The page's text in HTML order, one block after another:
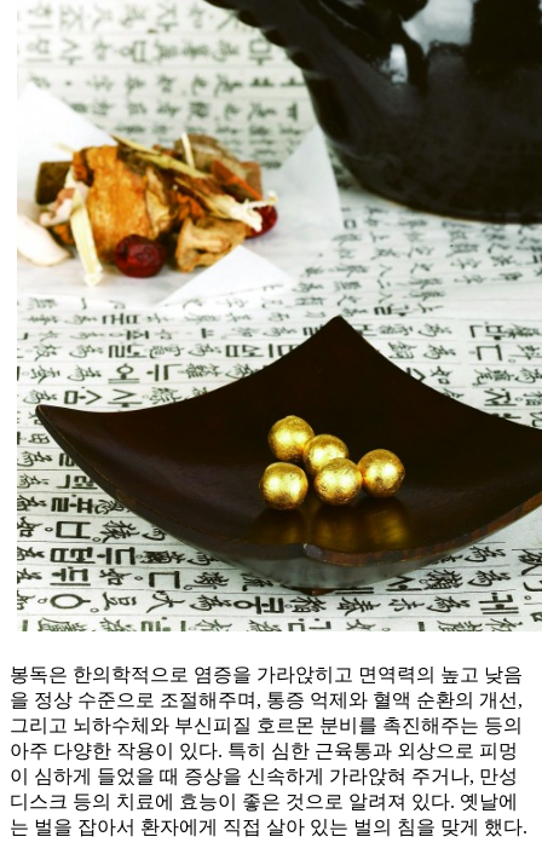
봉독은 한의학적으로 염증을 가라앉히고 면역력의 높고 낮음
을 정상 수준으로 조절해주며, 통증 억제와 혈액 순환의 개선,
그리고 뇌하수체와 부신피질 호르몬 분비를 촉진해주는 등의
아주 다양한 작용이 있다. 특히 심한 근육통과 외상으로 피멍
이 심하게 들었을 때 증상을 신속하게 가라앉혀 주거나, 만성
디스크 등의 치료에 효능이 좋은 것으로 알려져 있다. 옛날에
는 벌을 잡아서 환자에게 직접 살아 있는 벌의 침을 맞게 했다.